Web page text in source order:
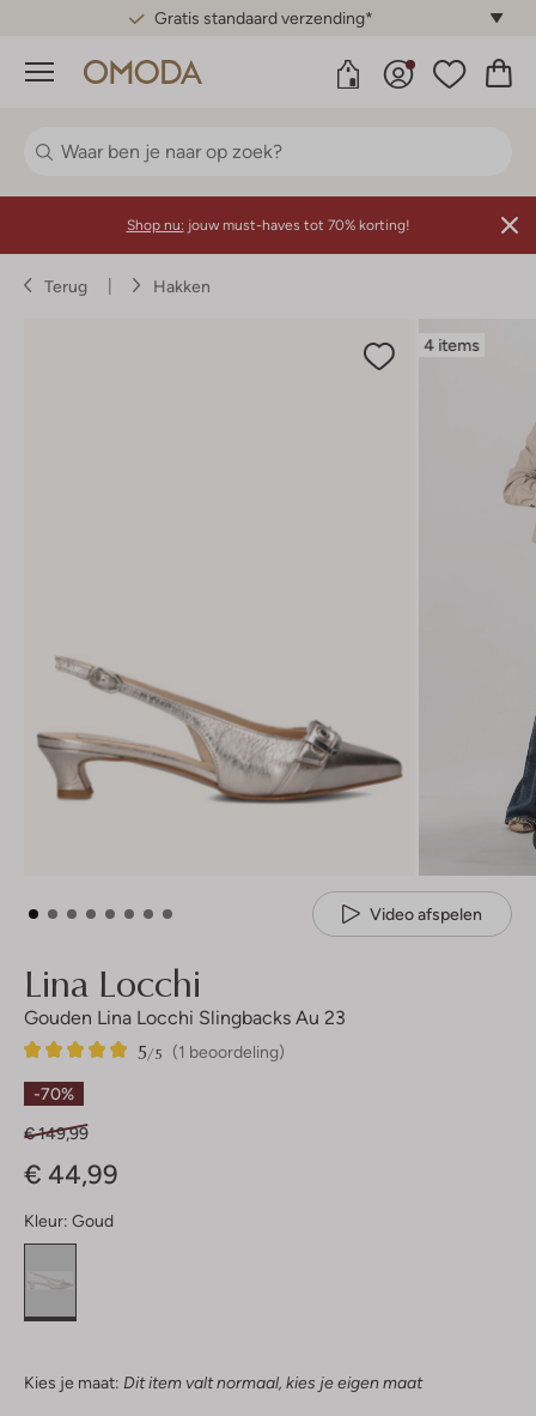
Gratis standaard verzending*
Menu
Shop nu: jouw must-haves tot 70% korting!
Terug Hakken
4 items
Video afspelen
Lina Locchi
Gouden Lina Locchi Slingbacks Au 23
(1 beoordeling)
5/5
1
5
Sterren
-70%
€ 149,99
€ 44,99
Kleur: Goud
Kies je maat: Dit item valt normaal, kies je eigen maat